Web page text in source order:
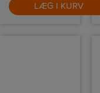
LÆG I KURV